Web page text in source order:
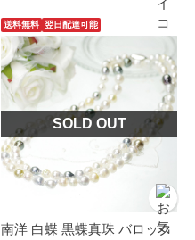
ジュアル 普段使い 大粒 大ぶ
り
送料無料 翌日配達可能
SOLD OUT
南洋 白蝶 黒蝶真珠 バロック